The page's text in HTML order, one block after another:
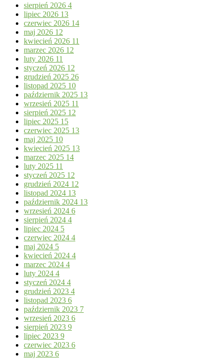
sierpień 2026 4
lipiec 2026 13
czerwiec 2026 14
maj 2026 12
kwiecień 2026 11
marzec 2026 12
luty 2026 11
styczeń 2026 12
grudzień 2025 26
listopad 2025 10
październik 2025 13
wrzesień 2025 11
sierpień 2025 12
lipiec 2025 15
czerwiec 2025 13
maj 2025 10
kwiecień 2025 13
marzec 2025 14
luty 2025 11
styczeń 2025 12
grudzień 2024 12
listopad 2024 13
październik 2024 13
wrzesień 2024 6
sierpień 2024 4
lipiec 2024 5
czerwiec 2024 4
maj 2024 5
kwiecień 2024 4
marzec 2024 4
luty 2024 4
styczeń 2024 4
grudzień 2023 4
listopad 2023 6
październik 2023 7
wrzesień 2023 6
sierpień 2023 9
lipiec 2023 9
czerwiec 2023 6
maj 2023 6